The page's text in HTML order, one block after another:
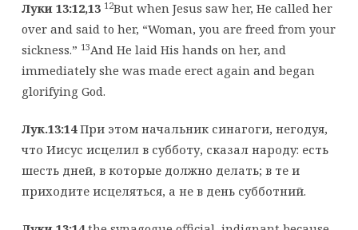
Луки 13:12,13 12But when Jesus saw her, He called her
over and said to her, “Woman, you are freed from your
sickness.” 13And He laid His hands on her, and
immediately she was made erect again and began
glorifying God.
Лук.13:14При этом начальник синагоги, негодуя,
что Иисус исцелил в субботу, сказал народу: есть
шесть дней, в которые должно делать; в те и
приходите исцеляться, а не в день субботний.